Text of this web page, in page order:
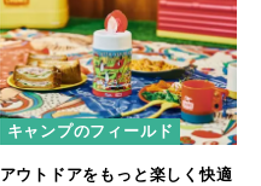
キャンプのフィールド
アウトドアをもっと楽しく快適